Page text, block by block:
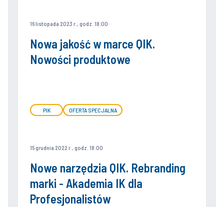
16 listopada 2023 r., godz. 18:00
Nowa jakość w marce QIK.
Nowości produktowe
PIK OFERTA SPECJALNA
15 grudnia 2022 r., godz. 18:00
Nowe narzędzia QIK. Rebranding
marki - Akademia IK dla
Profesjonalistów